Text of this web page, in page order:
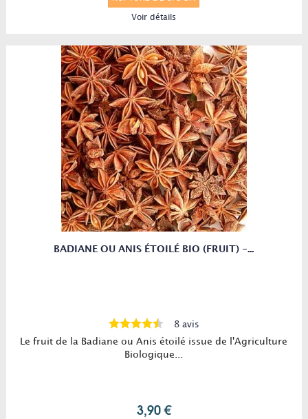
Voir détails
BADIANE OU ANIS ÉTOILÉ BIO (FRUIT) -...
8 avis
Le fruit de la Badiane ou Anis étoilé issue de l'Agriculture
Biologique...
3,90 €